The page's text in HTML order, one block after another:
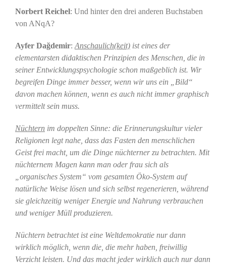
Norbert Reichel: Und hinter den drei anderen Buchstaben
von ANqA?
Ayfer Dağdemir: Anschaulich(keit)ist eines der
elementarsten didaktischen Prinzipien des Menschen, die in
seiner Entwicklungspsychologie schon maßgeblich ist. Wir
begreifen Dinge immer besser, wenn wir uns ein „Bild“
davon machen können, wenn es auch nicht immer graphisch
vermittelt sein muss.
Nüchtern im doppelten Sinne: die Erinnerungskultur vieler
Religionen legt nahe, dass das Fasten den menschlichen
Geist frei macht, um die Dinge nüchterner zu betrachten. Mit
nüchternem Magen kann man oder frau sich als
„organisches System“ vom gesamten Öko-System auf
natürliche Weise lösen und sich selbst regenerieren, während
sie gleichzeitig weniger Energie und Nahrung verbrauchen
und weniger Müll produzieren.
Nüchtern betrachtet ist eine Weltdemokratie nur dann
wirklich möglich, wenn die, die mehr haben, freiwillig
Verzicht leisten. Und das macht jeder wirklich auch nur dann